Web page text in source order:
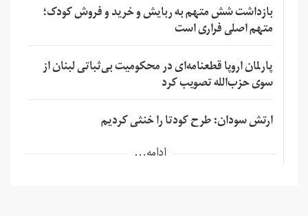
بازداشت شش متهم به ربایش و خرید و فروش کودک؛
متهم اصلی فراری است
پارلمان اروپا قطعنامه‌ای در محکومیت بی‌ثباتی لبنان از
سوی حزب‌الله تصویب کرد
ارتش سودان: طرح کودتا را خنثی کردیم
ادامه...